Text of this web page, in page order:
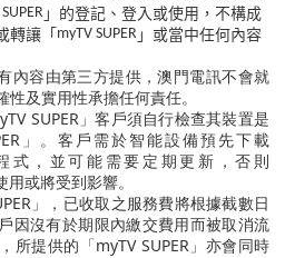
」的登記、登入或使用，不構成
轉讓「myTV SUPER 」或當中任何內容
內容由第三方提供，澳門電訊不會就
及實用性承擔任何責任。
SUPER」客戶須自行檢查其裝置是
」。客戶需於智能設備預先下載
式，並可能需要定期更新，否則
用或將受到影響。
」，已收取之服務費將根據截數日
因沒有於期限內繳交費用而被取消流
所提供的「myTV SUPER」亦會同時